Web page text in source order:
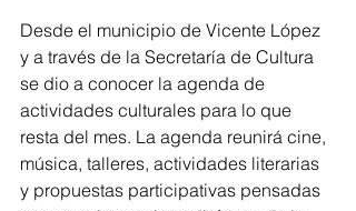
Desde el municipio de Vicente López
y a través de la Secretaría de Cultura
se dio a conocer la agenda de
actividades culturales para lo que
resta del mes. La agenda reunirá cine,
música, talleres, actividades literarias
y propuestas participativas pensadas